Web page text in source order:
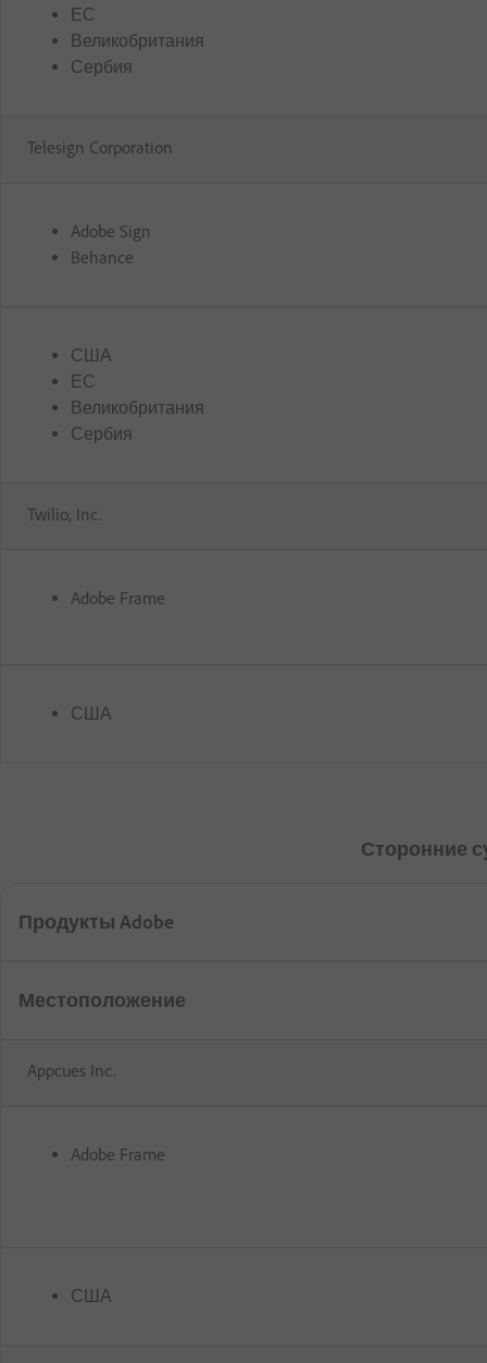
ЕС
Великобритания
Сербия
Telesign Corporation
Adobe Sign
Behance
США
ЕС
Великобритания
Сербия
Twilio, Inc.
Adobe Frame
США
Сторонние
Продукты Adobe
Местоположение
Appcues Inc.
Adobe Frame
США